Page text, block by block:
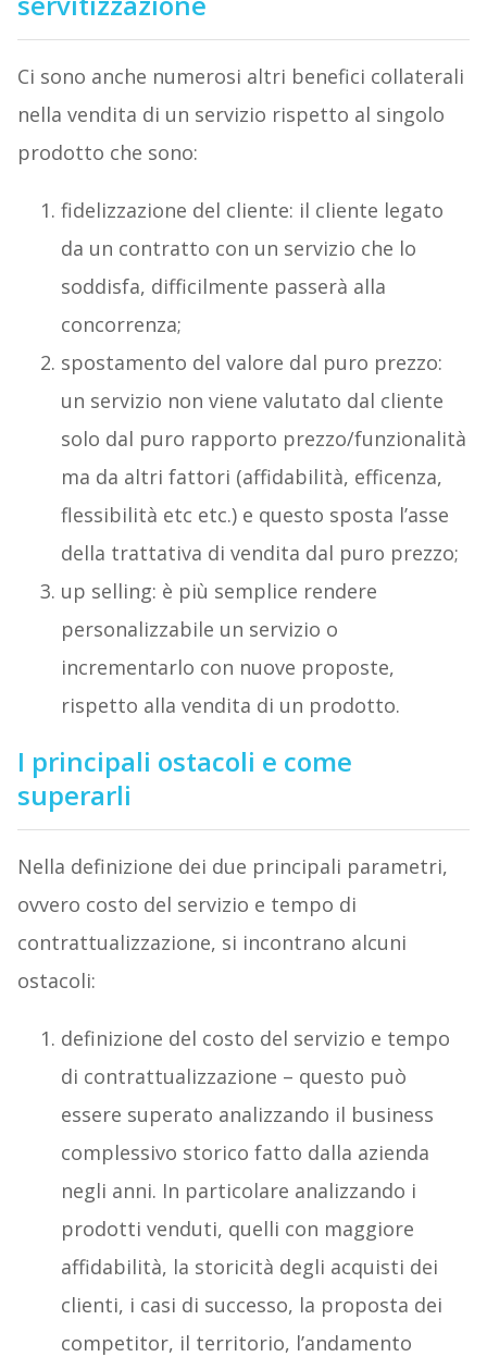
Ci sono anche numerosi altri benefici collaterali
nella vendita di un servizio rispetto al singolo
prodotto che sono:
fidelizzazione del cliente: il cliente legato
da un contratto con un servizio che lo
soddisfa, difficilmente passerà alla
concorrenza;
spostamento del valore dal puro prezzo:
un servizio non viene valutato dal cliente
solo dal puro rapporto prezzo/funzionalità
ma da altri fattori (affidabilità, efficenza,
flessibilità etc etc.) e questo sposta l’asse
della trattativa di vendita dal puro prezzo;
up selling: è più semplice rendere
personalizzabile un servizio o
incrementarlo con nuove proposte,
rispetto alla vendita di un prodotto.
I principali ostacoli e come
superarli
Nella definizione dei due principali parametri,
ovvero costo del servizio e tempo di
contrattualizzazione, si incontrano alcuni
ostacoli:
definizione del costo del servizio e tempo
di contrattualizzazione – questo può
essere superato analizzando il business
complessivo storico fatto dalla azienda
negli anni. In particolare analizzando i
prodotti venduti, quelli con maggiore
affidabilità, la storicità degli acquisti dei
clienti, i casi di successo, la proposta dei
competitor, il territorio, l’andamento